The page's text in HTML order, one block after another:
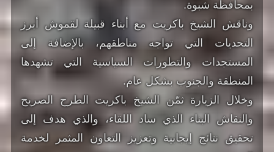
بمحافظة شبوة.
وناقش الشيخ باكريت مع أبناء قبيلة لقموش أبرز
التحديات التي تواجه مناطقهم، بالإضافة إلى
المستجدات والتطورات السياسية التي تشهدها
المنطقة والجنوب بشكل عام.
وخلال الزيارة ثمّن الشيخ باكريت الطرح الصريح
والنقاش البناء الذي ساد اللقاء، والذي هدف إلى
تحقيق نتائج إيجابية وتعزيز التعاون المثمر لخدمة